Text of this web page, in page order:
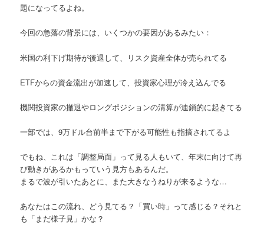
題になってるよね。
今回の急落の背景には、いくつかの要因があるみたい：
米国の利下げ期待が後退して、リスク資産全体が売られてる
ETFからの資金流出が加速して、投資家心理が冷え込んでる
機関投資家の撤退やロングポジションの清算が連鎖的に起きてる
一部では、9万ドル台前半まで下がる可能性も指摘されてるよ
でもね、これは「調整局面」って見る人もいて、年末に向けて再
び動きがあるかもっていう見方もあるんだ。
まるで波が引いたあとに、また大きなうねりが来るような…
あなたはこの流れ、どう見てる？「買い時」って感じる？それと
も「まだ様子見」かな？